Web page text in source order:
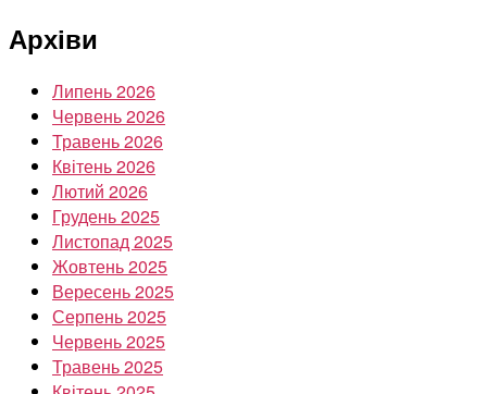
Архіви
Липень 2026
Червень 2026
Травень 2026
Квітень 2026
Лютий 2026
Грудень 2025
Листопад 2025
Жовтень 2025
Вересень 2025
Серпень 2025
Червень 2025
Травень 2025